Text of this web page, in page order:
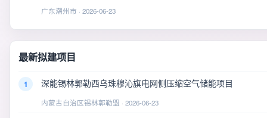
广东潮州市 · 2026-06-23
最新拟建项目
1 深能锡林郭勒西乌珠穆沁旗电网侧压缩空气储能项目
内蒙古自治区锡林郭勒盟 · 2026-06-23